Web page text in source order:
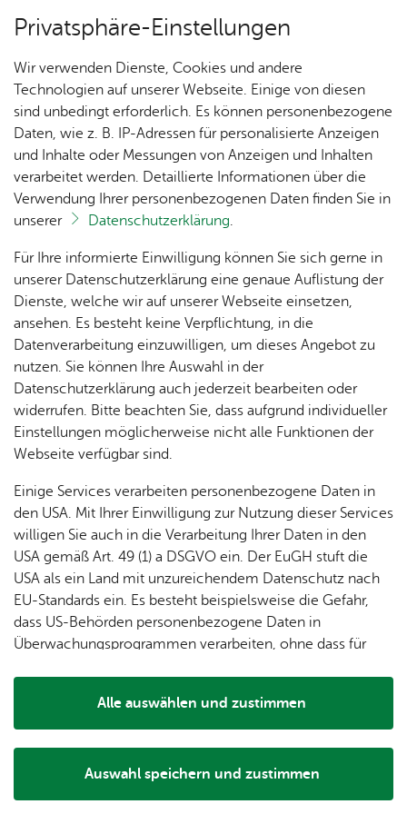
Un­se­re Ort­schaft
Ak­tu­
1250
Jahre
Ai­lin­
gen
chen­
markt
Mit­tei­
lungs­
blatt
Zah­
len,
Daten
& Fak­
ten
Ai­lin­
ger
Fe­ri­
en­
Ge­
schic
h­te
Orts­
vor­
& Ort­
schaft
s­rat
Ver­
eins­le­
ben
Lo­ka­le
Agen­
da
Ak­ti­on
mein­
sinn
Ai­lin­
gen
Öf­
fent­li­
Ein­
rich­
tun­
gen
Bil­der
Orts­
plan
Aus­bil­
dung
& of­fe­
Ser­vice
Vor­le­sen
An­rei­se & Mo­bi­li­tät
Sie erreichen die Ortschaft Ailingen in
Friedrichshafen auf vielen Wegen: Mit Auto, dem
Flugzeug oder mit Bus & Bahn. Aber kennen Sie
auch die mobilen Möglichkeiten vor Ort?
Un­ter­wegs am Bo­den­see
& Bahn, Katamaran,
Bodenseeflotte, Fahrrad
Zu
Privatsphäre-Einstellungen
Wir verwenden Dienste, Cookies und andere
Technologien auf unserer Webseite. Einige von diesen
sind unbedingt erforderlich. Es können personenbezogene
Daten, wie z. B. IP-Adressen für personalisierte Anzeigen
und Inhalte oder Messungen von Anzeigen und Inhalten
verarbeitet werden. Detaillierte Informationen über die
Verwendung Ihrer personenbezogenen Daten finden Sie in
unserer
Datenschutzerklärung.
Für Ihre informierte Einwilligung können Sie sich gerne in
unserer Datenschutzerklärung eine genaue Auflistung der
Dienste, welche wir auf unserer Webseite einsetzen,
ansehen. Es besteht keine Verpflichtung, in die
Datenverarbeitung einzuwilligen, um dieses Angebot zu
nutzen. Sie können Ihre Auswahl in der
Datenschutzerklärung auch jederzeit bearbeiten oder
widerrufen. Bitte beachten Sie, dass aufgrund individueller
Einstellungen möglicherweise nicht alle Funktionen der
Webseite verfügbar sind.
Einige Services verarbeiten personenbezogene Daten in
den USA. Mit Ihrer Einwilligung zur Nutzung dieser Services
willigen Sie auch in die Verarbeitung Ihrer Daten in den
USA gemäß Art. 49 (1) a DSGVO ein. Der EuGH stuft die
USA als ein Land mit unzureichendem Datenschutz nach
EU-Standards ein. Es besteht beispielsweise die Gefahr,
dass US-Behörden personenbezogene Daten in
Überwachungsprogrammen verarbeiten, ohne dass für
Auswahl speichern und zustimmen
Alle auswählen und zustimmen